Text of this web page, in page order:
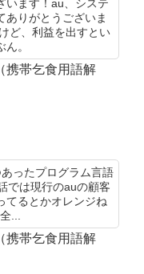
います！au、システ
ありがとうございま
ど、利益を出すとい
。
携帯乞食用語解
ったプログラム言語
では現行のauの顧客
てるとかオレンジね
...
携帯乞食用語解